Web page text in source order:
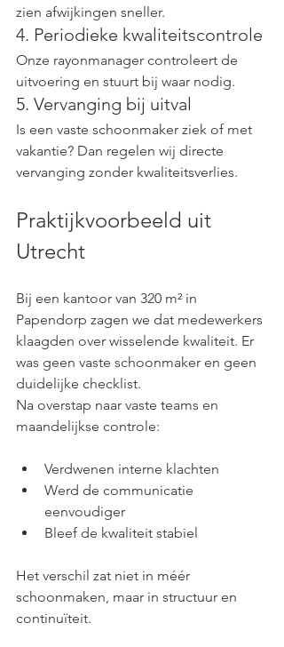
zien afwijkingen sneller.
4. Periodieke kwaliteitscontrole
Onze rayonmanager controleert de
uitvoering en stuurt bij waar nodig.
5. Vervanging bij uitval
Is een vaste schoonmaker ziek of met
vakantie? Dan regelen wij directe
vervanging zonder kwaliteitsverlies.
Praktijkvoorbeeld uit
Utrecht
Bij een kantoor van 320 m² in
Papendorp zagen we dat medewerkers
klaagden over wisselende kwaliteit. Er
was geen vaste schoonmaker en geen
duidelijke checklist.
Na overstap naar vaste teams en
maandelijkse controle:
Verdwenen interne klachten
Werd de communicatie
eenvoudiger
Bleef de kwaliteit stabiel
Het verschil zat niet in méér
schoonmaken, maar in structuur en
continuïteit.